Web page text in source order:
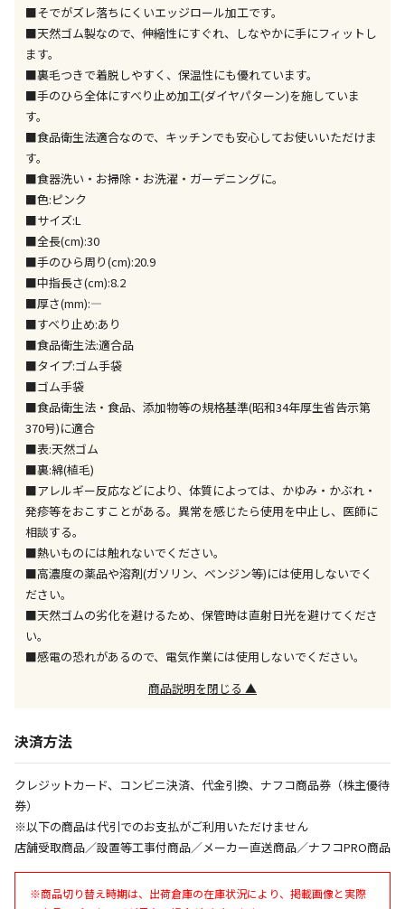
特定の店舗のみで受取ができる商品です（宅配便での
お届けができません）
す
※ほか商品との同時購入はできません。お手数です
が、ご購入手続きを分けてお買い求めください
※電話注文はできません。
ません）
※「宅配・店舗受取」「宅配のみ」マークの商品のみ
同時購入が可能です
午前9時までのご注文確定した商品については、当日に
出荷いたします。
ただし、メーカーの営業日に基づき出荷手続きを行う
ため、通常よりお時間をいただく場合がございます。
また、日曜・祝日や年末年始などの長期休業期間中
は、休業明けからの出荷対応となります。
設置工事代金も含まれた商品です
お見積商品です。金額・施工日はお打ち合わせの上、
決定となります。
エアコンの取付工事が必要な商品です。別途費用が発
生する場合がございます。
■そでがズレ落ちにくいエッジロール加工です。
■天然ゴム製なので、伸縮性にすぐれ、しなやかに手にフィットし
ます。
■裏毛つきで着脱しやすく、保温性にも優れています。
■手のひら全体にすべり止め加工(ダイヤパターン)を施していま
す。
■食品衛生法適合なので、キッチンでも安心してお使いいただけま
す。
■食器洗い・お掃除・お洗濯・ガーデニングに。
■色:ピンク
■サイズ:L
■全長(cm):30
■手のひら周り(cm):20.9
■中指長さ(cm):8.2
■厚さ(mm):―
■すべり止め:あり
■食品衛生法:適合品
■タイプ:ゴム手袋
■ゴム手袋
■食品衛生法・食品、添加物等の規格基準(昭和34年厚生省告示第
370号)に適合
■表:天然ゴム
■裏:綿(植毛)
■アレルギー反応などにより、体質によっては、かゆみ・かぶれ・
発疹等をおこすことがある。異常を感じたら使用を中止し、医師に
相談する。
■熱いものには触れないでください。
■高濃度の薬品や溶剤(ガソリン、ベンジン等)には使用しないでく
ださい。
■天然ゴムの劣化を避けるため、保管時は直射日光を避けてくださ
い。
■感電の恐れがあるので、電気作業には使用しないでください。
商品説明を閉じる ▲
決済方法
クレジットカード、コンビニ決済、代金引換、ナフコ商品券（株主優待
券）
※以下の商品は代引でのお支払がご利用いただけません
店舗受取商品／設置等工事付商品／メーカー直送商品／ナフコPRO商品
※商品切り替え時期は、出荷倉庫の在庫状況により、掲載画像と実際